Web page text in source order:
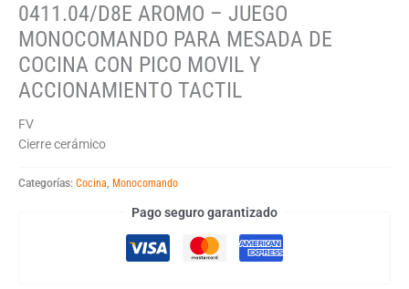
0411.04/D8E AROMO – JUEGO
MONOCOMANDO PARA MESADA DE
COCINA CON PICO MOVIL Y
ACCIONAMIENTO TACTIL
FV
Cierre cerámico
Categorías: Cocina Monocomando
Pago seguro garantizado